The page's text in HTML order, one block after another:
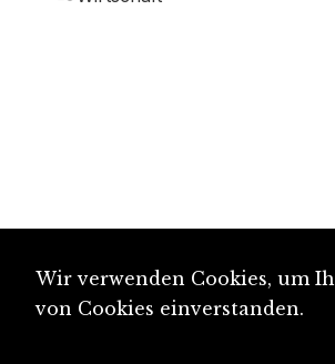
Wir verwenden Cookies, um
von Cookies einverstanden.